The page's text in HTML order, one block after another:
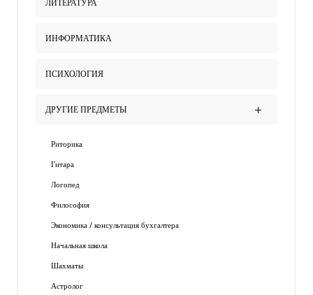
ЛИТЕРАТУРА
ИНФОРМАТИКА
ПСИХОЛОГИЯ
ДРУГИЕ ПРЕДМЕТЫ
Риторика
Гитара
Логопед
Философия
Экономика / консультация бухгалтера
Начальная школа
Шахматы
Астролог